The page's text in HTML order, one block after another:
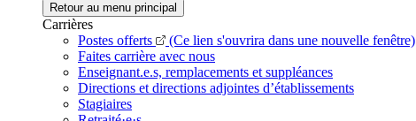
Retour au menu principal
Carrières
Postes offerts
(Ce lien s'ouvrira dans une nouvelle fenêtre)
Faites carrière avec nous
Enseignant.e.s, remplacements et suppléances
Directions et directions adjointes d’établissements
Stagiaires